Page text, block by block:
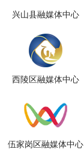
兴山县融媒体中心
西陵区融媒体中心
伍家岗区融媒体中心